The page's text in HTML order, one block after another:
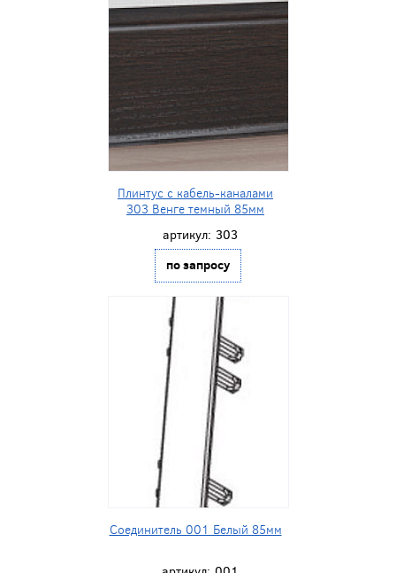
Плинтус с кабель-каналами
303 Венге темный 85мм
артикул: 303
по запросу
Соединитель 001 Белый 85мм